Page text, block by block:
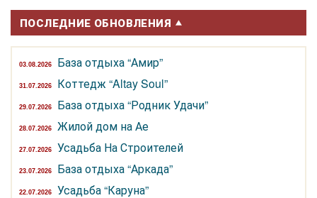
ПОСЛЕДНИЕ ОБНОВЛЕНИЯ
03.08.2026 База отдыха “Амир”
31.07.2026 Коттедж “Altay Soul”
29.07.2026 База отдыха “Родник Удачи”
28.07.2026 Жилой дом на Ае
27.07.2026 Усадьба На Строителей
23.07.2026 База отдыха “Аркада”
22.07.2026 Усадьба “Каруна”